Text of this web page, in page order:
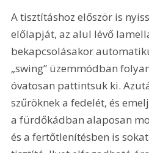
A tisztításhoz először is
előlapját, az alul lévő
bekapcsolásakor
„swing” üzemmódban
óvatosan pattintsuk ki.
szűröknek a fedelét, és
a fürdőkádban alaposan
és a fertőtlenítésben is